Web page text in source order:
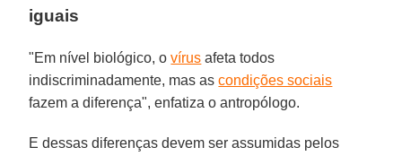
iguais
"Em nível biológico, ovírus afeta todos
indiscriminadamente, mas ascondições sociais
fazem a diferença", enfatiza o antropólogo.
E dessas diferenças devem ser assumidas pelos